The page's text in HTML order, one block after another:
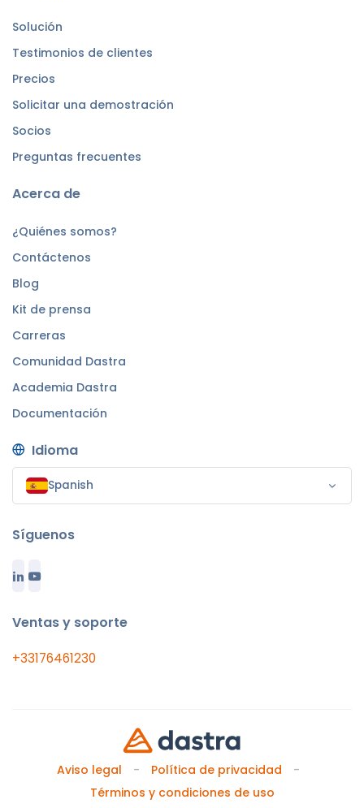
Solución
Testimonios de clientes
Precios
Solicitar una demostración
Socios
Preguntas frecuentes
Acerca de
¿Quiénes somos?
Contáctenos
Blog
Kit de prensa
Carreras
Comunidad Dastra
Academia Dastra
Documentación
Idioma
Spanish
Síguenos
Ventas y soporte
+33176461230
Aviso legal
Política de privacidad
Términos y condiciones de uso